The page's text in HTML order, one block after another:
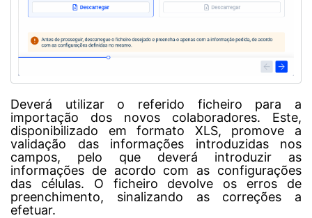
Deverá utilizar o referido ficheiro para a
importação dos novos colaboradores. Este,
disponibilizado em formato XLS, promove a
validação das informações introduzidas nos
campos, pelo que deverá introduzir as
informações de acordo com as configurações
das células. O ficheiro devolve os erros de
preenchimento, sinalizando as correções a
efetuar.